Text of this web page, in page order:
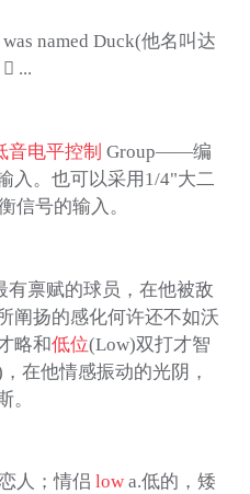
named Duck(他名叫达
...
音电平控制 Group——编
入。也可以采用1/4"大二
信号的输入。
有禀赋的球员，在他被敌
阐扬的感化何许还不如沃
略和低位(Low)双打才智
在他情感振动的光阴，
。
人；情侣 lowa.低的，矮